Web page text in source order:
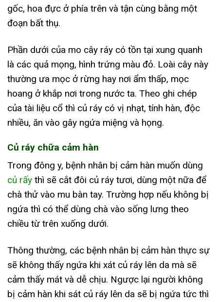
gốc, hoa đực ở phía trên và tận cùng bằng một
đoạn bất thụ.
Phần dưới của mo cây ráy có tồn tại xung quanh
là các quả mọng, hình trứng màu đỏ. Loài cây này
thường ưa mọc ở rừng hay nơi ẩm thấp, mọc
hoang ở khắp nơi trong nước ta. Theo ghi chép
của tài liệu cổ thì củ ráy có vị nhạt, tính hàn, độc
nhiều, ăn vào gây ngứa miệng và họng.
Củ ráy chữa cảm hàn
Trong đông y, bệnh nhân bị cảm hàn muốn dùng
củ rấy thì sẽ cắt đôi củ ráy tươi, dùng một nữa để
chà thử vào mu bàn tay. Trường hợp nếu không bị
ngứa thì có thể dùng chà vào sống lưng theo
chiều từ trên xuống dưới.
Thông thường, các bệnh nhân bị cảm hàn thực sự
sẽ không thấy ngứa khi xát củ ráy lên da mà sẽ
cảm thấy mát và dễ chịu. Ngược lại người không
bị cảm hàn khi sát củ ráy lên da sẽ bị ngứa tức thì